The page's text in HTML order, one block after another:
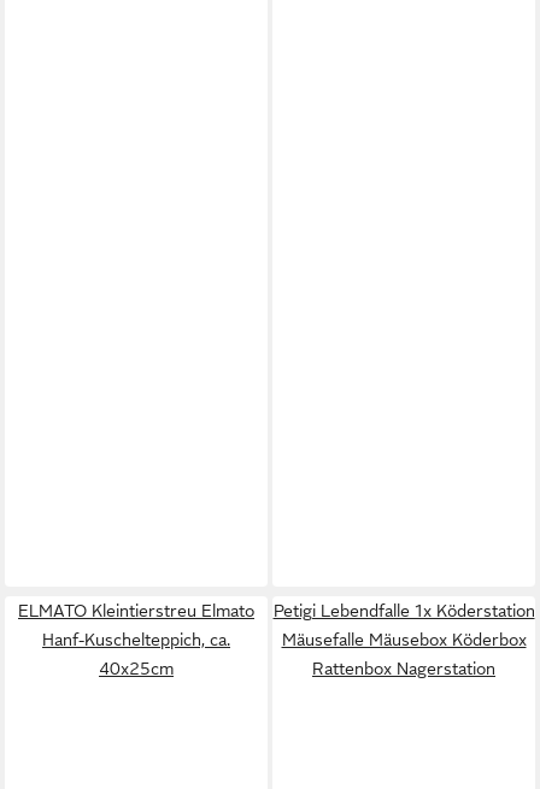
ELMATO Kleintierstreu Elmato
Hanf-Kuschelteppich, ca.
40x25cm
Petigi Lebendfalle 1x Köderstation
Mäusefalle Mäusebox Köderbox
Rattenbox Nagerstation